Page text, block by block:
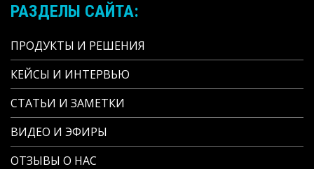
РАЗДЕЛЫ САЙТА:
ПРОДУКТЫ И РЕШЕНИЯ
КЕЙСЫ И ИНТЕРВЬЮ
СТАТЬИ И ЗАМЕТКИ
ВИДЕО И ЭФИРЫ
ОТЗЫВЫ О НАС